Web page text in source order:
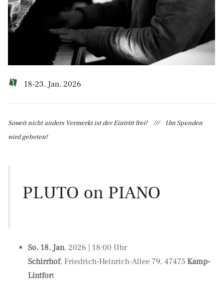
18-23. Jan. 2026
Soweit nicht anders Vermerkt ist der Eintritt frei! /// Um Spenden
wird gebeten!
PLUTO on PIANO
So. 18. Jan. 2026 | 18:00 Uhr
Schirrhof, Friedrich-Heinrich-Allee 79, 47475 Kamp-
Lintfort